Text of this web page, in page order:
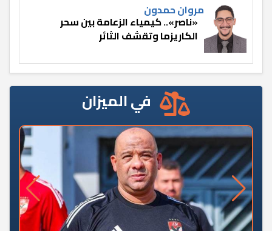
مروان حمدون
«ناصر».. كيمياء الزعامة بين سحر
الكاريزما وتقشف الثائر
في الميزان